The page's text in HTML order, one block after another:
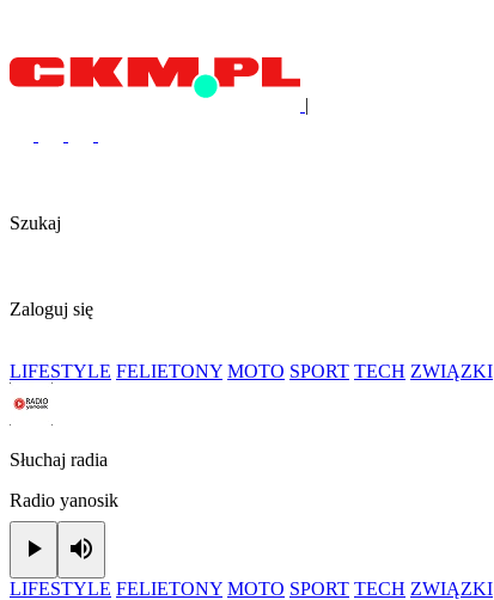
|
Szukaj
Zaloguj się
LIFESTYLE FELIETONY MOTO SPORT TECH ZWIĄZKI
Słuchaj radia
Radio yanosik
Play
LIFESTYLE FELIETONY MOTO SPORT TECH ZWIĄZKI